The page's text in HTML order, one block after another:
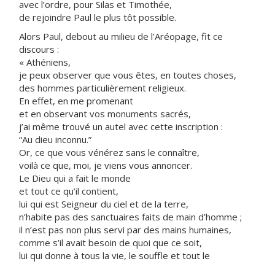
avec l’ordre, pour Silas et Timothée,
de rejoindre Paul le plus tôt possible.
Alors Paul, debout au milieu de l’Aréopage, fit ce
discours :
« Athéniens,
je peux observer que vous êtes, en toutes choses,
des hommes particulièrement religieux.
En effet, en me promenant
et en observant vos monuments sacrés,
j’ai même trouvé un autel avec cette inscription :
“Au dieu inconnu.”
Or, ce que vous vénérez sans le connaître,
voilà ce que, moi, je viens vous annoncer.
Le Dieu qui a fait le monde
et tout ce qu’il contient,
lui qui est Seigneur du ciel et de la terre,
n’habite pas des sanctuaires faits de main d’homme ;
il n’est pas non plus servi par des mains humaines,
comme s’il avait besoin de quoi que ce soit,
lui qui donne à tous la vie, le souffle et tout le